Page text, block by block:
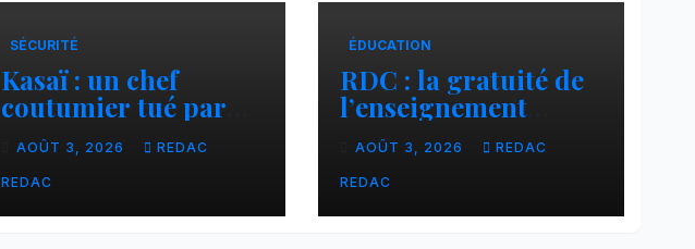
SÉCURITÉ
Kasaï : un chef
coutumier tué par
balle par un policier
à Kamuesha, la
tension monte
AOÛT 3, 2026 REDAC
REDAC
ÉDUCATION
RDC : la gratuité de
l’enseignement
primaire, vision
phare du Président
Félix Tshisekedi
réaffirmée par une
AOÛT 3, 2026 REDAC
REDAC